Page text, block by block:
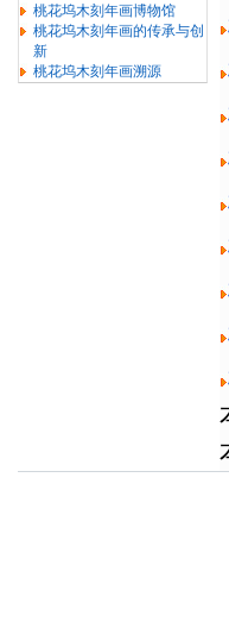
桃花坞木刻年画博物馆
桃花坞木刻年画的传承与创
新
桃花坞木刻年画溯源